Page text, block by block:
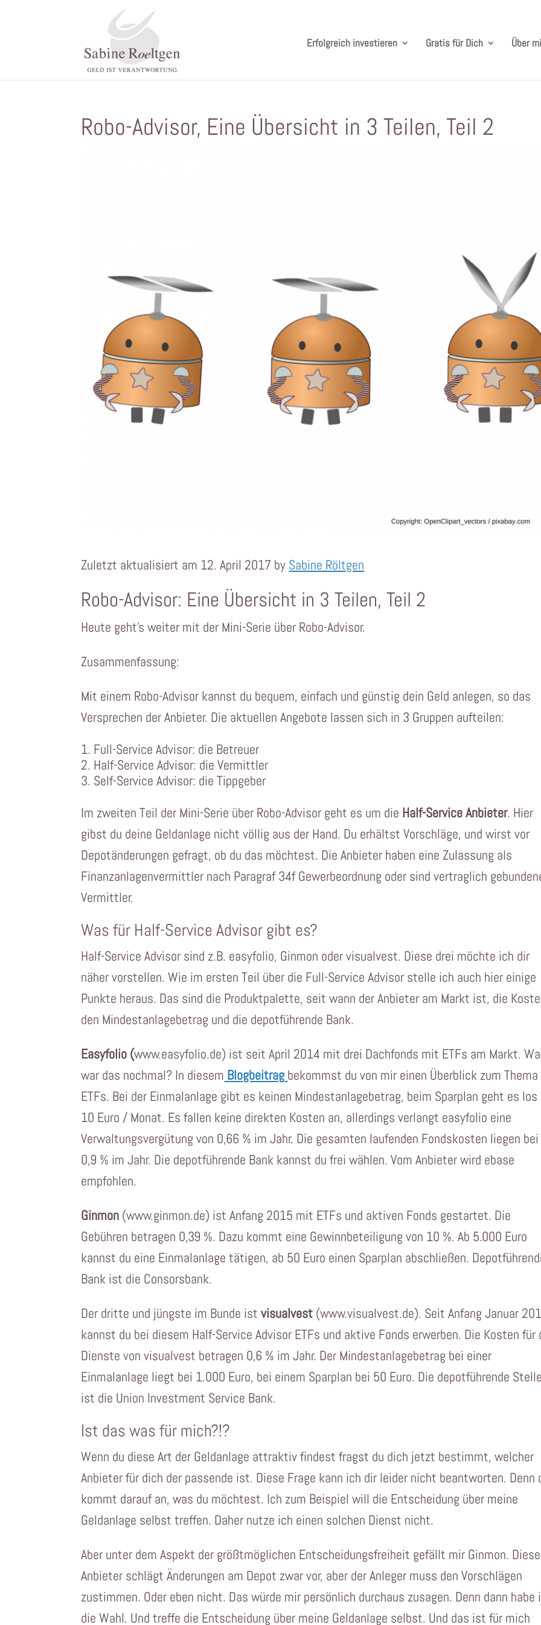
Erfolgreich investieren Gratis für Dich Über
Robo-Advisor, Eine Übersicht in 3 Teilen, Teil 2
Zuletzt aktualisiert am 12. April 2017 by Sabine Röltgen
Robo-Advisor: Eine Übersicht in 3 Teilen, Teil 2
Heute geht’s weiter mit der Mini-Serie über Robo-Advisor.
Zusammenfassung:
Mit einem Robo-Advisor kannst du bequem, einfach und günstig dein Geld anlegen, so das
Versprechen der Anbieter. Die aktuellen Angebote lassen sich in 3 Gruppen aufteilen:
Full-Service Advisor: die Betreuer
Half-Service Advisor: die Vermittler
Self-Service Advisor: die Tippgeber
Im zweiten Teil der Mini-Serie über Robo-Advisor geht es um die Half-Service Anbieter. Hier
gibst du deine Geldanlage nicht völlig aus der Hand. Du erhältst Vorschläge, und wirst vor
Depotänderungen gefragt, ob du das möchtest. Die Anbieter haben eine Zulassung als
Finanzanlagenvermittler nach Paragraf 34f Gewerbeordnung oder sind vertraglich
Vermittler.
Was für Half-Service Advisor gibt es?
Half-Service Advisor sind z.B. easyfolio, Ginmon oder visualvest. Diese drei möchte ich dir
näher vorstellen. Wie im ersten Teil über die Full-Service Advisor stelle ich auch hier einige
Punkte heraus. Das sind die Produktpalette, seit wann der Anbieter am Markt ist, die
den Mindestanlagebetrag und die depotführende Bank.
Easyfolio (www.easyfolio.de) ist seit April 2014 mit drei Dachfonds mit ETFs am Markt.
war das nochmal? In diesem Blogbeitrag bekommst du von mir einen Überblick zum Thema
ETFs. Bei der Einmalanlage gibt es keinen Mindestanlagebetrag, beim Sparplan geht es los
10 Euro / Monat. Es fallen keine direkten Kosten an, allerdings verlangt easyfolio eine
Verwaltungsvergütung von 0,66 % im Jahr. Die gesamten laufenden Fondskosten liegen
0,9 % im Jahr. Die depotführende Bank kannst du frei wählen. Vom Anbieter wird ebase
empfohlen.
Ginmon (www.ginmon.de) ist Anfang 2015 mit ETFs und aktiven Fonds gestartet. Die
Gebühren betragen 0,39 %. Dazu kommt eine Gewinnbeteiligung von 10 %. Ab 5.000 Euro
kannst du eine Einmalanlage tätigen, ab 50 Euro einen Sparplan abschließen.
Bank ist die Consorsbank.
Der dritte und jüngste im Bunde istvisualvest (www.visualvest.de). Seit Anfang Januar
kannst du bei diesem Half-Service Advisor ETFs und aktive Fonds erwerben. Die Kosten für
Dienste von visualvest betragen 0,6 % im Jahr. Der Mindestanlagebetrag bei einer
Einmalanlage liegt bei 1.000 Euro, bei einem Sparplan bei 50 Euro. Die depotführende Stelle
ist die Union Investment Service Bank.
Ist das was für mich?!?
Wenn du diese Art der Geldanlage attraktiv findest fragst du dich jetzt bestimmt, welcher
Anbieter für dich der passende ist. Diese Frage kann ich dir leider nicht beantworten. Denn
kommt darauf an, was du möchtest. Ich zum Beispiel will die Entscheidung über meine
Geldanlage selbst treffen. Daher nutze ich einen solchen Dienst nicht.
Aber unter dem Aspekt der größtmöglichen Entscheidungsfreiheit gefällt mir Ginmon.
Anbieter schlägt Änderungen am Depot zwar vor, aber der Anleger muss den Vorschlägen
zustimmen. Oder eben nicht. Das würde mir persönlich durchaus zusagen. Denn dann habe
die Wahl. Und treffe die Entscheidung über meine Geldanlage selbst. Und das ist für mich